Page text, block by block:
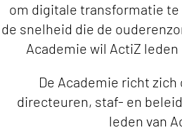
om digitale transformatie
de snelheid die de
Academie wil ActiZ
De Academie richt
directeuren, staf- en
leden van